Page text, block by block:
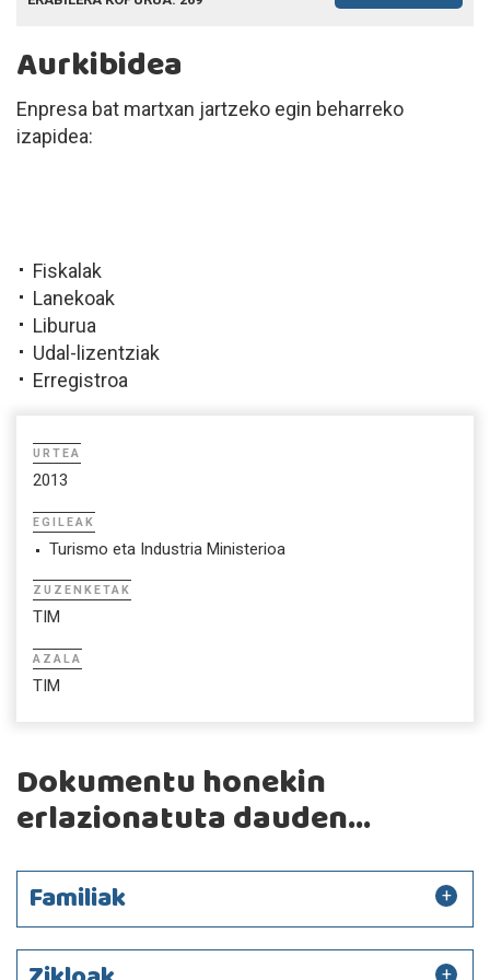
Aurkibidea
Enpresa bat martxan jartzeko egin beharreko
izapidea:
Fiskalak
Lanekoak
Liburua
Udal-lizentziak
Erregistroa
URTEA
2013
EGILEAK
Turismo eta Industria Ministerioa
ZUZENKETAK
TIM
AZALA
TIM
Dokumentu honekin
erlazionatuta dauden...
Familiak